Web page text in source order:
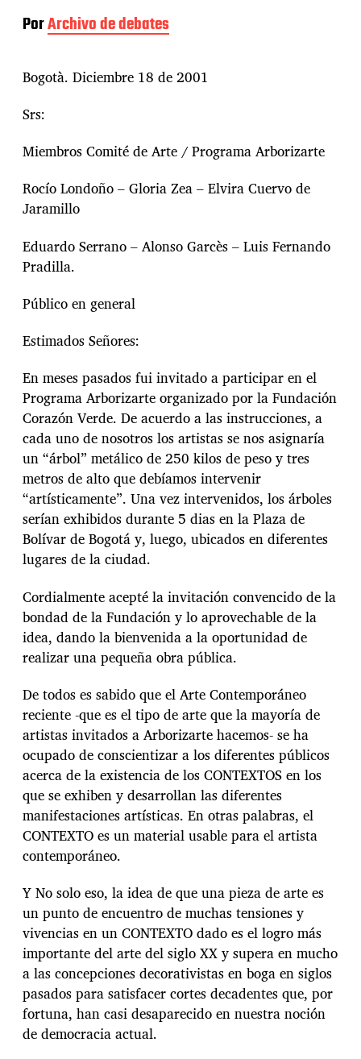
PorArchivo de debates
Bogotà. Diciembre 18 de 2001
Srs:
Miembros Comité de Arte / Programa Arborizarte
Rocío Londoño – Gloria Zea – Elvira Cuervo de
Jaramillo
Eduardo Serrano – Alonso Garcès – Luis Fernando
Pradilla.
Público en general
Estimados Señores:
En meses pasados fui invitado a participar en el
Programa Arborizarte organizado por la Fundación
Corazón Verde. De acuerdo a las instrucciones, a
cada uno de nosotros los artistas se nos asignaría
un “árbol” metálico de 250 kilos de peso y tres
metros de alto que debíamos intervenir
“artísticamente”. Una vez intervenidos, los árboles
serían exhibidos durante 5 dias en la Plaza de
Bolívar de Bogotá y, luego, ubicados en diferentes
lugares de la ciudad.
Cordialmente acepté la invitación convencido de la
bondad de la Fundación y lo aprovechable de la
idea, dando la bienvenida a la oportunidad de
realizar una pequeña obra pública.
De todos es sabido que el Arte Contemporáneo
reciente -que es el tipo de arte que la mayoría de
artistas invitados a Arborizarte hacemos- se ha
ocupado de conscientizar a los diferentes públicos
acerca de la existencia de los CONTEXTOS en los
que se exhiben y desarrollan las diferentes
manifestaciones artísticas. En otras palabras, el
CONTEXTO es un material usable para el artista
contemporáneo.
Y No solo eso, la idea de que una pieza de arte es
un punto de encuentro de muchas tensiones y
vivencias en un CONTEXTO dado es el logro más
importante del arte del siglo XX y supera en mucho
a las concepciones decorativistas en boga en siglos
pasados para satisfacer cortes decadentes que, por
fortuna, han casi desaparecido en nuestra noción
de democracia actual.